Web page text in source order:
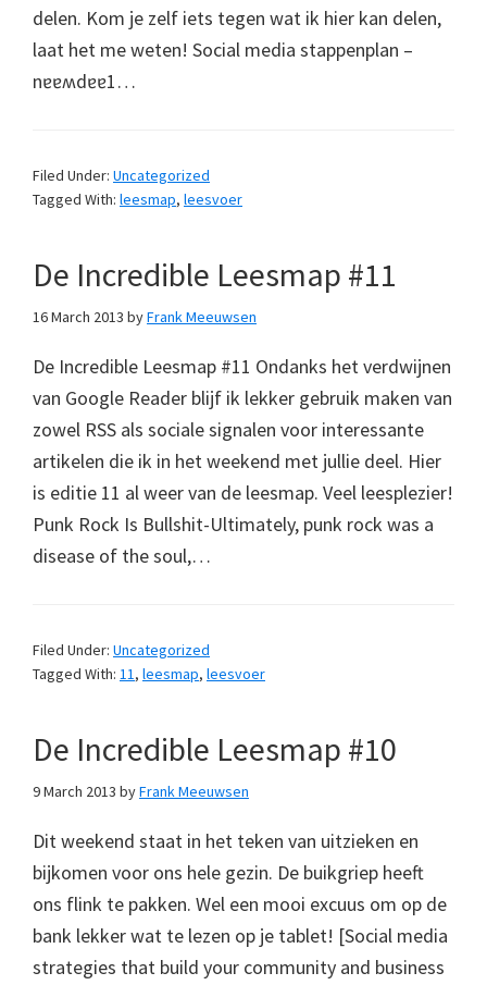
delen. Kom je zelf iets tegen wat ik hier kan delen,
laat het me weten! Social media stappenplan –
nɐɐʍdɐɐ1…
Filed Under: Uncategorized
Tagged With: leesmap, leesvoer
De Incredible Leesmap #11
16 March 2013 byFrank Meeuwsen
De Incredible Leesmap #11 Ondanks het verdwijnen
van Google Reader blijf ik lekker gebruik maken van
zowel RSS als sociale signalen voor interessante
artikelen die ik in het weekend met jullie deel. Hier
is editie 11 al weer van de leesmap. Veel leesplezier!
Punk Rock Is Bullshit-Ultimately, punk rock was a
disease of the soul,…
Filed Under: Uncategorized
Tagged With: 11, leesmap, leesvoer
De Incredible Leesmap #10
9 March 2013 byFrank Meeuwsen
Dit weekend staat in het teken van uitzieken en
bijkomen voor ons hele gezin. De buikgriep heeft
ons flink te pakken. Wel een mooi excuus om op de
bank lekker wat te lezen op je tablet! [Social media
strategies that build your community and business